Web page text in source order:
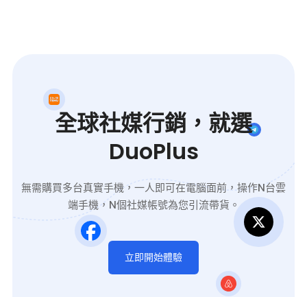
全球社媒行銷，就選
DuoPlus
無需購買多台真實手機，一人即可在電腦面前，操作N台雲
端手機，N個社媒帳號為您引流帶貨。
立即開始體驗